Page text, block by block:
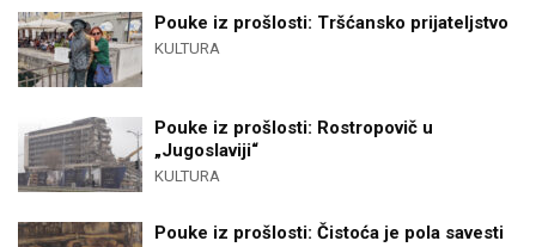
Pouke iz prošlosti: Tršćansko prijateljstvo
KULTURA
Pouke iz prošlosti: Rostropovič u
„Jugoslaviji“
KULTURA
Pouke iz prošlosti: Čistoća je pola savesti